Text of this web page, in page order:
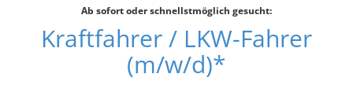
Ab sofort oder schnellstmöglich gesucht:
Kraftfahrer / LKW-Fahrer
(m/w/d)*